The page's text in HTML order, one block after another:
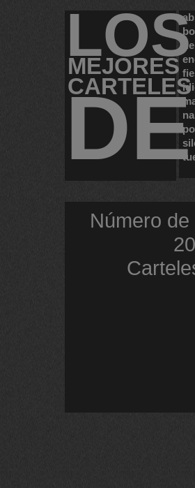
LOS
MEJORES
CARTELES
DE
Número